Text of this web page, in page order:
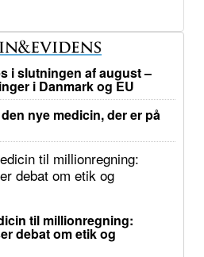
i slutningen af august –
i Danmark og EU
nye medicin, der er på
til millionregning:
debat om etik og